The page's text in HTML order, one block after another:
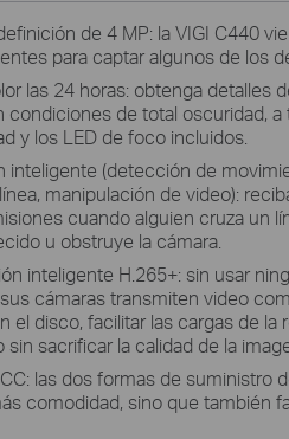
de 4 MP: la VIGI C440
para captar algunos de los
las 24 horas: obtenga detalles
condiciones de total oscuridad,
y los LED de foco incluidos.
inteligente (detección de
manipulación de video):
cuando alguien cruza un
u obstruye la cámara.
inteligente H.265+: sin usar
cámaras transmiten video
el disco, facilitar las cargas de
sin sacrificar la calidad de la
las dos formas de suministro
comodidad, sino que también